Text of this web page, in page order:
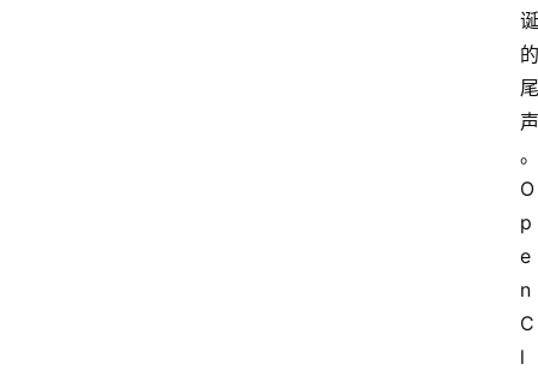
诞
的
尾
声
。
O
p
e
n
C
l